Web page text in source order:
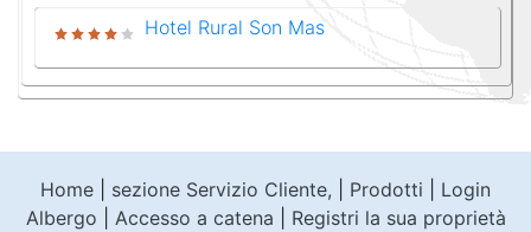
Hotel Rural Son Mas
Home sezione Servizio Cliente, Prodotti
Login
Albergo
Accesso a catena
Registri la sua proprietà